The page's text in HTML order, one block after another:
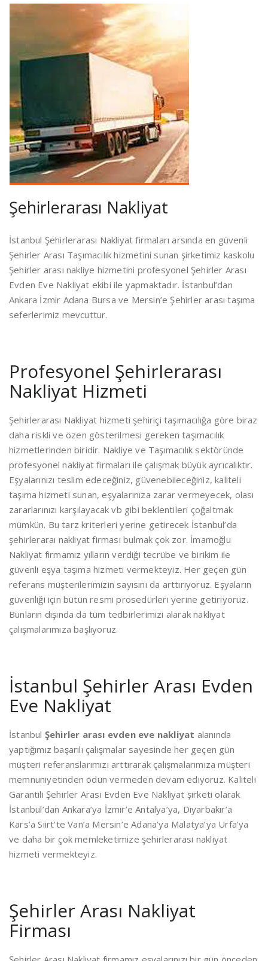
Şehirlerarası Nakliyat
İstanbul Şehirlerarası Nakliyat firmaları arsında en güvenli
Şehirler Arası Taşımacılık hizmetini sunan şirketimiz kaskolu
Şehirler arası nakliye hizmetini profesyonel Şehirler Arası
Evden Eve Nakliyat ekibi ile yapmaktadır. İstanbul’dan
Ankara İzmir Adana Bursa ve Mersin’e Şehirler arası taşıma
seferlerimiz mevcuttur.
Profesyonel Şehirlerarası
Nakliyat Hizmeti
Şehirlerarası Nakliyat hizmeti şehiriçi taşımacılığa göre biraz
daha riskli ve özen gösterilmesi gereken taşımacılık
hizmetlerinden biridir. Nakliye ve Taşımacılık sektöründe
profesyonel nakliyat firmaları ile çalışmak büyük ayrıcalıktır.
Eşyalarınızı teslim edeceğiniz, güvenebileceğiniz, kaliteli
taşıma hizmeti sunan, eşyalarınıza zarar vermeyecek, olası
zararlarınızı karşılayacak vb gibi beklentileri çoğaltmak
mümkün. Bu tarz kriterleri yerine getirecek İstanbul’da
şehirleraraı nakliyat firması bulmak çok zor. İmamoğlu
Nakliyat firmamız yılların verdiği tecrübe ve birikim ile
güvenli eşya taşıma hizmeti vermekteyiz. Her geçen gün
referans müşterilerimizin sayısını da arttırıyoruz. Eşyaların
güvenliği için bütün resmi prosedürleri yerine getiriyoruz.
Bunların dışında da tüm tedbirlerimizi alarak nakliyat
çalışmalarımıza başlıyoruz.
İstanbul Şehirler Arası Evden
Eve Nakliyat
İstanbul Şehirler arası evden eve nakliyat alanında
yaptığımız başarılı çalışmalar sayesinde her geçen gün
müşteri referanslarımızı arttırarak çalışmalarımıza müşteri
memnuniyetinden ödün vermeden devam ediyoruz. Kaliteli
Garantili Şehirler Arası Evden Eve Nakliyat şirketi olarak
İstanbul’dan Ankara’ya İzmir’e Antalya’ya, Diyarbakır’a
Kars’a Siirt’te Van’a Mersin’e Adana’ya Malatya’ya Urfa’ya
ve daha bir çok memleketimize şehirlerarası nakliyat
hizmeti vermekteyiz.
Şehirler Arası Nakliyat
Firması